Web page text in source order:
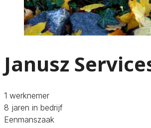
Janusz
1 werknemer
8 jaren in bedrijf
Eenmanszaak